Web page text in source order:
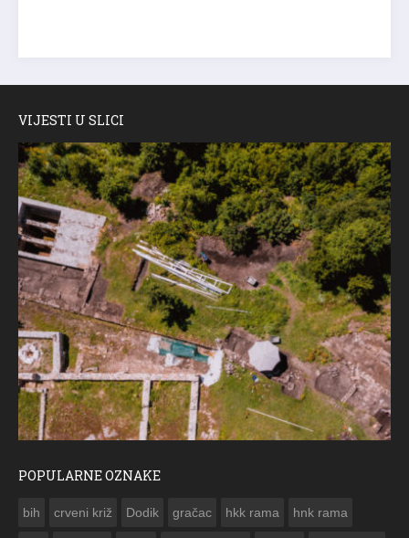
VIJESTI U SLICI
POPULARNE OZNAKE
bih crveni križ Dodik gračac hkk rama hnk rama